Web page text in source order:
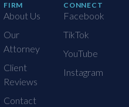
FIRM
About Us
Our
Attorney
Client
Reviews
Contact
CONNECT
Facebook
TikTok
YouTube
Instagram